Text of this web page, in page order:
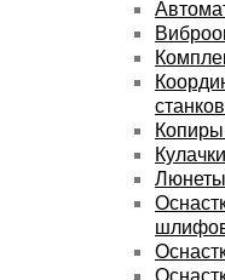
станков
Копиры
Люнеты